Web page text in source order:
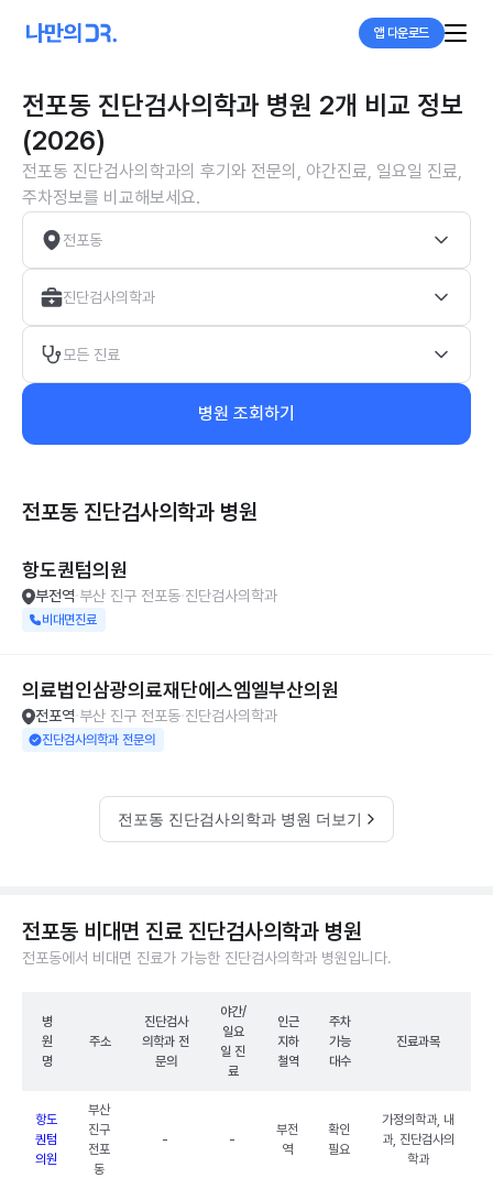
앱 다운로드
전포동 진단검사의학과 병원 2개 비교 정보
(2026)
전포동 진단검사의학과의 후기와 전문의, 야간진료, 일요일 진료,
주차정보를 비교해보세요.
전포동
진단검사의학과
모든 진료
병원 조회하기
전포동 진단검사의학과 병원
항도퀀텀의원
부전역 부산 진구 전포동 진단검사의학과
비대면진료
의료법인삼광의료재단에스엠엘부산의원
전포역 부산 진구 전포동 진단검사의학과
진단검사의학과 전문의
전포동 진단검사의학과 병원 더보기
전포동 비대면 진료 진단검사의학과 병원
전포동에서 비대면 진료가 가능한 진단검사의학과 병원입니다.
병
원
명
주소
진단검사
의학과 전
문의
야간/
일요
일 진
료
인근
지하
철역
주차
가능
대수
진료과목
항도
퀀텀
의원
부산
진구
전포
동
- -
부전
역
확인
필요
가정의학과, 내
과, 진단검사의
학과